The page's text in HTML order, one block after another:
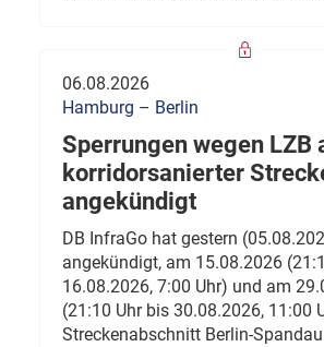
06.08.2026
Hamburg – Berlin
Sperrungen wegen LZB
korridorsanierter
angekündigt
DB InfraGo hat gestern
angekündigt, am 15.08.2026
16.08.2026, 7:00 Uhr) und am
(21:10 Uhr bis 30.08.2026, 11:00
Streckenabschnitt Berlin-